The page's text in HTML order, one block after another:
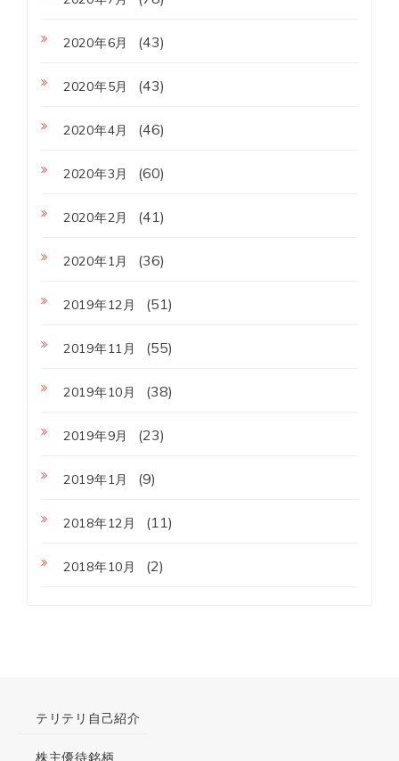
2020年6月 (43)
2020年5月 (43)
2020年4月 (46)
2020年3月 (60)
2020年2月 (41)
2020年1月 (36)
2019年12月 (51)
2019年11月 (55)
2019年10月 (38)
2019年9月 (23)
2019年1月 (9)
2018年12月 (11)
2018年10月 (2)
テリテリ自己紹介
株主優待銘柄